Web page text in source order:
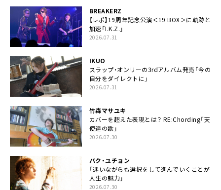
BREAKERZ
【レポ】19周年記念公演＜19 BOX＞に軌跡と
加速「I.K.Z.」
2026.07.31
IKUO
スラップ・オンリーの3rdアルバム発売「今の
自分をダイレクトに」
2026.07.31
竹森マサユキ
カバーを超えた表現とは？ RE:Chording「天
使達の歌」
2026.07.30
パク・ユチョン
「迷いながらも選択をして進んでいくことが
人生の魅力」
2026.07.30